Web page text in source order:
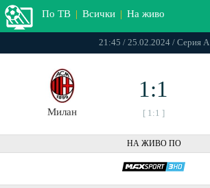
По ТВ | Всички | На живо
21:45 / 25.02.2024 / Серия А
Милан
1:1
[ 1:1 ]
НА ЖИВО ПО